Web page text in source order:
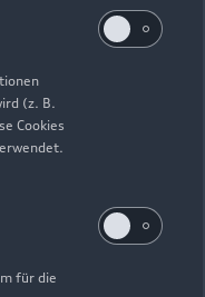
(z. B.
Cookies
für die
den Audi